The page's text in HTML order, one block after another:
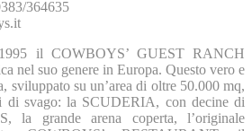
364635
il COWBOYS’ GUEST RANCH
nel suo genere in Europa. Questo vero e
sviluppato su un’area di oltre 50.000 mq,
di svago: la SCUDERIA, con decine di
la grande arena coperta, l’originale